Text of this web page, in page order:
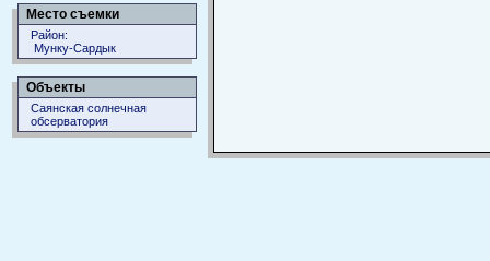
Место съемки
Район:
Мунку-Сардык
Объекты
Саянская солнечная
обсерватория